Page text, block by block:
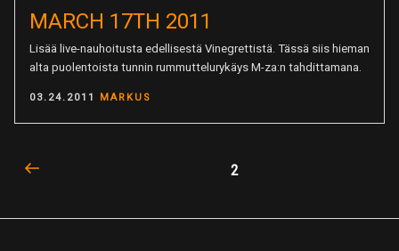
MARCH 17TH 2011
Lisää live-nauhoitusta edellisestä Vinegrettistä. Tässä siis hieman
alta puolentoista tunnin rummuttelurykäys M-za:n tahdittamana.
POSTED
03.24.2011 MARKUS
ARTIKKELIEN
Previous
Page2